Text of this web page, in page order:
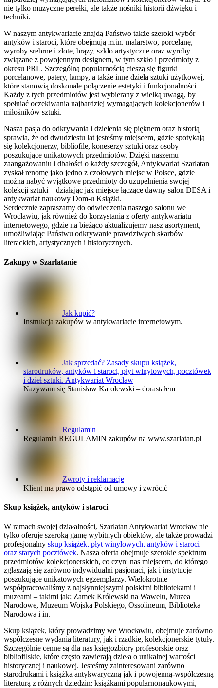
nie tylko muzyczne perełki, ale także nośniki historii dźwięku i
techniki.
W naszym antykwariacie znajdą Państwo także szeroki wybór
antyków i staroci, które obejmują m.in. malarstwo, porcelanę,
wyroby srebrne i złote, brązy, szkło artystyczne oraz wyroby
związane z powojennym designem, w tym szkło i przedmioty z
okresu PRL. Szczególną popularnością cieszą się figurki
porcelanowe, patery, lampy, a także inne dzieła sztuki użytkowej,
które stanowią doskonałe połączenie estetyki i funkcjonalności.
Każdy z tych przedmiotów jest wybierany z wielką uwagą, by
spełniać oczekiwania najbardziej wymagających kolekcjonerów i
miłośników sztuki.
Nasza pasja do odkrywania i dzielenia się pięknem oraz historią
sprawia, że od dwudziestu lat jesteśmy miejscem, gdzie spotykają
się kolekcjonerzy, bibliofile, koneserzy sztuki oraz osoby
poszukujące unikatowych przedmiotów. Dzięki naszemu
zaangażowaniu i dbałości o każdy szczegół, Antykwariat Szarlatan
zyskał renomę jako jedno z czołowych miejsc w Polsce, gdzie
można nabyć wyjątkowe przedmioty do uzupełnienia swojej
kolekcji sztuki – działając jak miejsce łączące dawny salon DESA i
antykwariat naukowy Dom-u Książki.
Serdecznie zapraszamy do odwiedzenia naszego salonu we
Wrocławiu, jak również do korzystania z oferty antykwariatu
internetowego, gdzie na bieżąco aktualizujemy nasz asortyment,
umożliwiając Państwu odkrywanie prawdziwych skarbów
literackich, artystycznych i historycznych.
Zakupy w Szarlatanie
Jak kupić?
Instrukcja zakupów w antykwariacie internetowym.
Jak sprzedać? Zasady skupu książek,
starodruków, antyków i staroci, płyt winylowych, pocztówek
i dzieł sztuki. Antykwariat Wrocław
Nazywam się Stanisław Karolewski – dorastałem
Regulamin
Regulamin REGULAMIN zakupów na www.szarlatan.pl
Zwroty i reklamacje
Klient ma prawo odstąpić od umowy i zwrócić
Skup książek, antyków i staroci
W ramach swojej działalności, Szarlatan Antykwariat Wrocław nie
tylko oferuje szeroką gamę wybitnych obiektów, ale także prowadzi
profesjonalny skup książek, płyt winylowych, antyków i staroci
oraz starych pocztówek. Nasza oferta obejmuje szerokie spektrum
przedmiotów kolekcjonerskich, co czyni nas miejscem, do którego
zgłaszają się zarówno indywidualni pasjonaci, jak i instytucje
poszukujące unikatowych egzemplarzy. Wielokrotnie
współpracowaliśmy z najsłynniejszymi polskimi bibliotekami i
muzeami – takimi jak: Zamek Królewski na Wawelu, Muzea
Narodowe, Muzeum Wojska Polskiego, Ossolineum, Biblioteka
Narodowa i in.
Skup książek, który prowadzimy we Wrocławiu, obejmuje zarówno
współczesne wydania literatury, jak i rzadkie, kolekcjonerskie tytuły.
Szczególnie cenne są dla nas księgozbiory profesorskie oraz
bibliofilskie, które często zawierają dzieła o unikalnej wartości
historycznej i naukowej. Jesteśmy zainteresowani zarówno
starodrukami i książka antykwaryczną jak i powojenną-współczesną
literaturą z różnych dziedzin: książkami popularnonaukowymi,